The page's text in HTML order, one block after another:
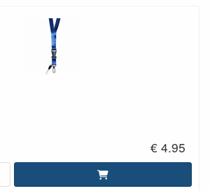
€ 4.95